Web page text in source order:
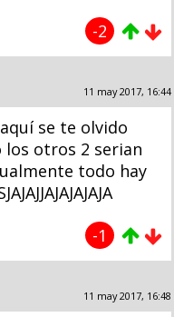
-2
11 may 2017, 16:44
se te olvido
los otros 2 serian
todo hay
-1
11 may 2017, 16:48